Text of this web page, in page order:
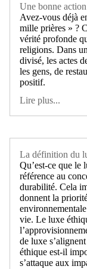
Une bonne
Avez-vous déjà
mille prières » ?
vérité profonde
religions. Dans
divisé, les actes
les gens, de
positif.
Lire plus...
La définition du
Qu’est-ce que le
référence au
durabilité. Cela
donnent la
vie. Le luxe
de luxe
éthique est-il
s’attaque aux